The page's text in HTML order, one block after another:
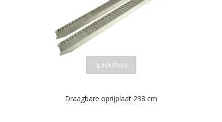
quickshop
Draagbare oprijplaat 238 cm